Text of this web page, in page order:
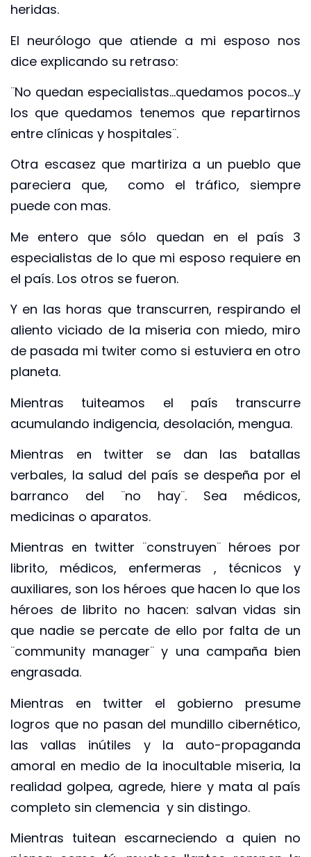
heridas.
El neurólogo que atiende a mi esposo nos
dice explicando su retraso:
¨No quedan especialistas…quedamos pocos…y
los que quedamos tenemos que repartirnos
entre clínicas y hospitales¨.
Otra escasez que martiriza a un pueblo que
pareciera que, como el tráfico, siempre
puede con mas.
Me entero que sólo quedan en el país 3
especialistas de lo que mi esposo requiere en
el país. Los otros se fueron.
Y en las horas que transcurren, respirando el
aliento viciado de la miseria con miedo, miro
de pasada mi twiter como si estuviera en otro
planeta.
Mientras tuiteamos el país transcurre
acumulando indigencia, desolación, mengua.
Mientras en twitter se dan las batallas
verbales, la salud del país se despeña por el
barranco del ¨no hay¨. Sea médicos,
medicinas o aparatos.
Mientras en twitter ¨construyen¨ héroes por
librito, médicos, enfermeras , técnicos y
auxiliares, son los héroes que hacen lo que los
héroes de librito no hacen: salvan vidas sin
que nadie se percate de ello por falta de un
¨community manager¨ y una campaña bien
engrasada.
Mientras en twitter el gobierno presume
logros que no pasan del mundillo cibernético,
las vallas inútiles y la auto-propaganda
amoral en medio de la inocultable miseria, la
realidad golpea, agrede, hiere y mata al país
completo sin clemencia y sin distingo.
Mientras tuitean escarneciendo a quien no